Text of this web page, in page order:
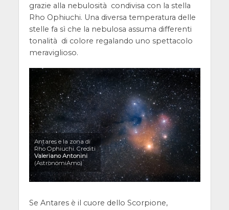
grazie alla nebulosità condivisa con la stella
Rho Ophiuchi. Una diversa temperatura delle
stelle fa sì che la nebulosa assuma differenti
tonalità di colore regalando uno spettacolo
meraviglioso.
Antares e la zona di
Rho Ophiuchi. Crediti
Valeriano Antonini
(AstronomiAmo)
Se Antares è il cuore dello Scorpione,